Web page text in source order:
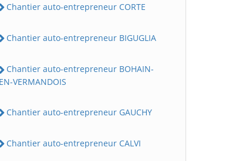
Chantier auto-entrepreneur CORTE
Chantier auto-entrepreneur BIGUGLIA
Chantier auto-entrepreneur BOHAIN-
EN-VERMANDOIS
Chantier auto-entrepreneur GAUCHY
Chantier auto-entrepreneur CALVI